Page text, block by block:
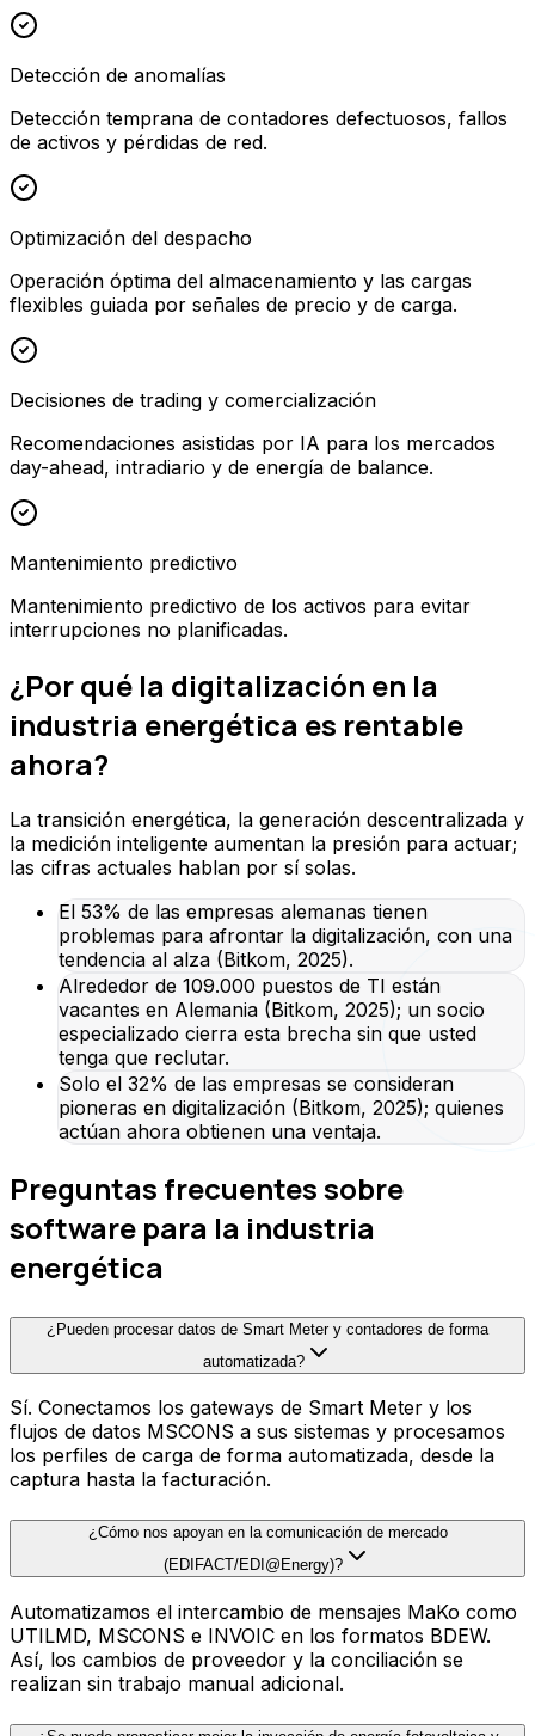
Detección de anomalías
Detección temprana de contadores defectuosos, fallos
de activos y pérdidas de red.
Optimización del despacho
Operación óptima del almacenamiento y las cargas
flexibles guiada por señales de precio y de carga.
Decisiones de trading y comercialización
Recomendaciones asistidas por IA para los mercados
day-ahead, intradiario y de energía de balance.
Mantenimiento predictivo
Mantenimiento predictivo de los activos para evitar
interrupciones no planificadas.
¿Por qué la digitalización en la
industria energética es rentable
ahora?
La transición energética, la generación descentralizada y
la medición inteligente aumentan la presión para actuar;
las cifras actuales hablan por sí solas.
El 53% de las empresas alemanas tienen
problemas para afrontar la digitalización, con una
tendencia al alza (Bitkom, 2025).
Alrededor de 109.000 puestos de TI están
vacantes en Alemania (Bitkom, 2025); un socio
especializado cierra esta brecha sin que usted
tenga que reclutar.
Solo el 32% de las empresas se consideran
pioneras en digitalización (Bitkom, 2025); quienes
actúan ahora obtienen una ventaja.
Preguntas frecuentes sobre
software para la industria
energética
¿Pueden procesar datos de Smart Meter y contadores de forma
automatizada?
Sí. Conectamos los gateways de Smart Meter y los
flujos de datos MSCONS a sus sistemas y procesamos
los perfiles de carga de forma automatizada, desde la
captura hasta la facturación.
¿Cómo nos apoyan en la comunicación de mercado
(EDIFACT/EDI@Energy)?
Automatizamos el intercambio de mensajes MaKo como
UTILMD, MSCONS e INVOIC en los formatos BDEW.
Así, los cambios de proveedor y la conciliación se
realizan sin trabajo manual adicional.